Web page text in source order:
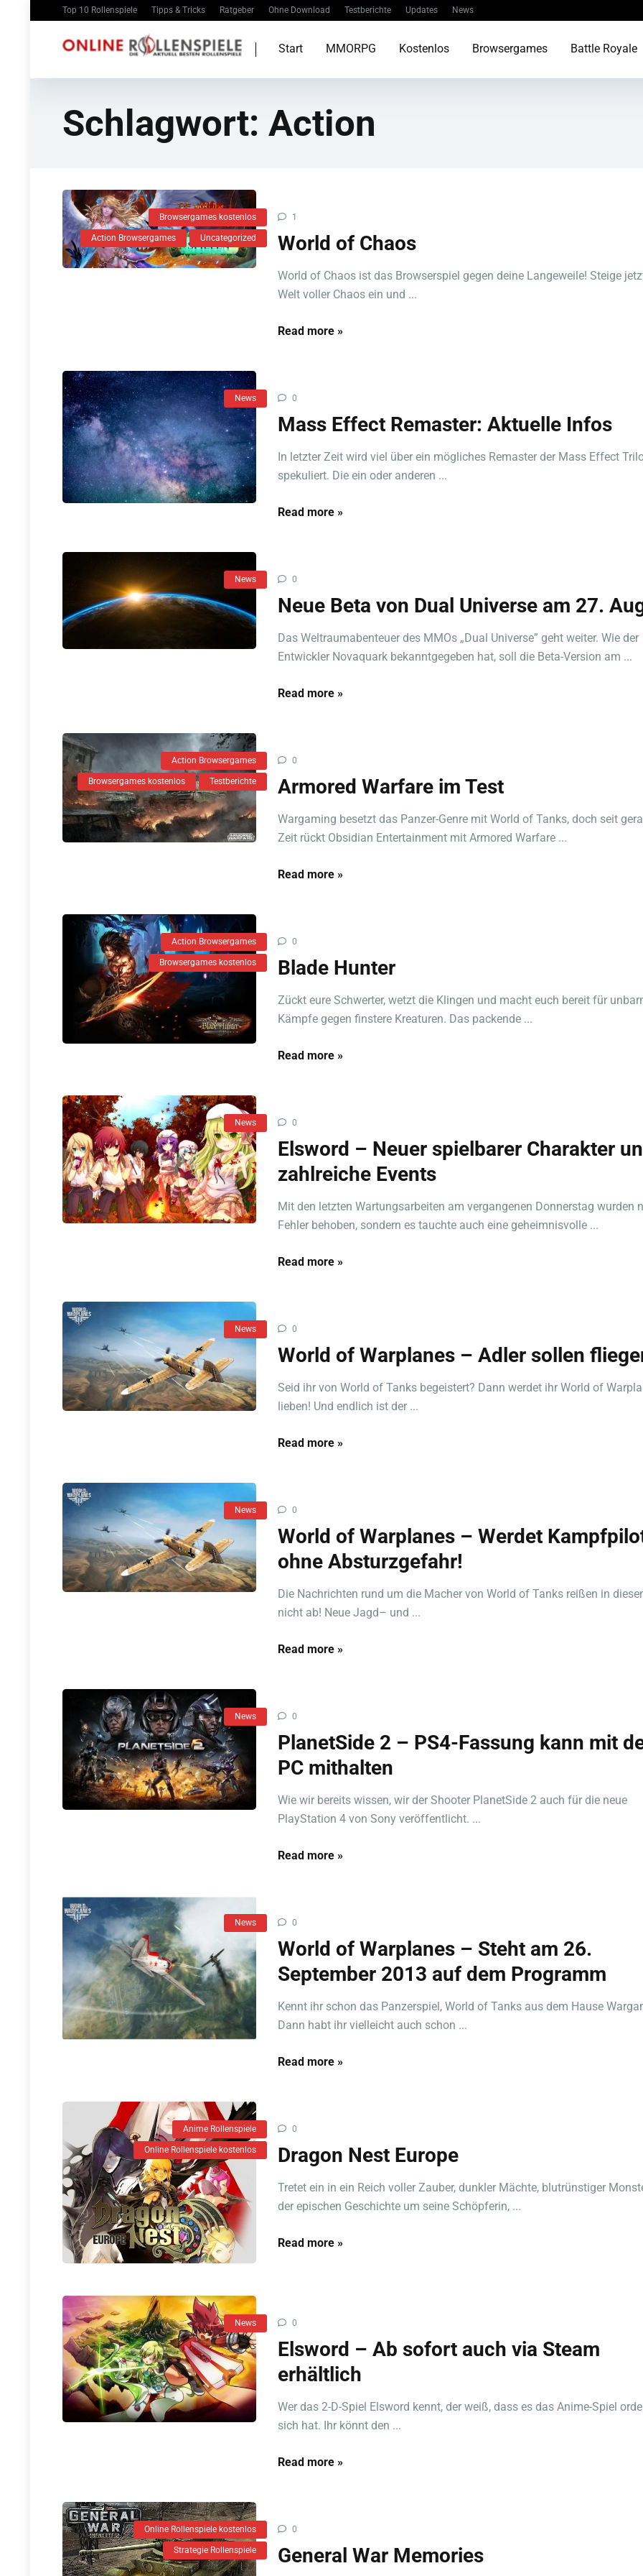
Top 10 Rollenspiele Tipps & Tricks Ratgeber Ohne Download Testberichte Updates News
Start MMORPG Kostenlos Browsergames Battle Royale
Schlagwort: Action
Browsergames kostenlos
Action Browsergames Uncategorized
1
World of Chaos
World of Chaos ist das Browserspiel gegen deine Langeweile! Steige
Welt voller Chaos ein und ...
Read more »
News 0
Mass Effect Remaster: Aktuelle Infos
In letzter Zeit wird viel über ein mögliches Remaster der Mass Effect
spekuliert. Die ein oder anderen ...
Read more »
News 0
Neue Beta von Dual Universe am 27.
Das Weltraumabenteuer des MMOs „Dual Universe” geht weiter. Wie der
Entwickler Novaquark bekanntgegeben hat, soll die Beta-Version am ...
Read more »
Action Browsergames
Browsergames kostenlos Testberichte
0
Armored Warfare im Test
Wargaming besetzt das Panzer-Genre mit World of Tanks, doch seit
Zeit rückt Obsidian Entertainment mit Armored Warfare ...
Read more »
Action Browsergames
Browsergames kostenlos
0
Blade Hunter
Zückt eure Schwerter, wetzt die Klingen und macht euch bereit für
Kämpfe gegen finstere Kreaturen. Das packende ...
Read more »
News 0
Elsword – Neuer spielbarer Charakter
zahlreiche Events
Mit den letzten Wartungsarbeiten am vergangenen Donnerstag wurden
Fehler behoben, sondern es tauchte auch eine geheimnisvolle ...
Read more »
News 0
World of Warplanes – Adler sollen
Seid ihr von World of Tanks begeistert? Dann werdet ihr World of
lieben! Und endlich ist der ...
Read more »
News 0
World of Warplanes – Werdet
ohne Absturzgefahr!
Die Nachrichten rund um die Macher von World of Tanks reißen in
nicht ab! Neue Jagd– und ...
Read more »
News 0
PlanetSide 2 – PS4-Fassung kann mit
PC mithalten
Wie wir bereits wissen, wir der Shooter PlanetSide 2 auch für die neue
PlayStation 4 von Sony veröffentlicht. ...
Read more »
News 0
World of Warplanes – Steht am 26.
September 2013 auf dem Programm
Kennt ihr schon das Panzerspiel, World of Tanks aus dem Hause
Dann habt ihr vielleicht auch schon ...
Read more »
Anime Rollenspiele
Online Rollenspiele kostenlos
0
Dragon Nest Europe
Tretet ein in ein Reich voller Zauber, dunkler Mächte, blutrünstiger
der epischen Geschichte um seine Schöpferin, ...
Read more »
News 0
Elsword – Ab sofort auch via Steam
erhältlich
Wer das 2-D-Spiel Elsword kennt, der weiß, dass es das Anime-Spiel
sich hat. Ihr könnt den ...
Read more »
Online Rollenspiele kostenlos
Strategie Rollenspiele
0
General War Memories